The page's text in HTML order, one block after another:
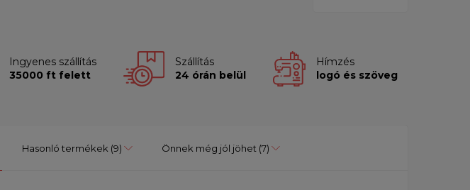
Ingyenes szállítás
35000 ft felett
Szállítás
24 órán belül
Hímzés
logó és szöveg
Hasonló termékek (9) Önnek még jól jöhet (7)